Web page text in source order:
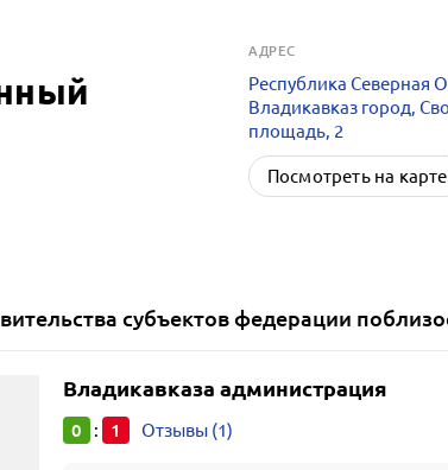
АДРЕС
Республика Северная
Владикавказ город,
площадь, 2
Посмотреть на карте
субъектов федерации
Владикавказа администрация
0 : 1 Отзывы (1)